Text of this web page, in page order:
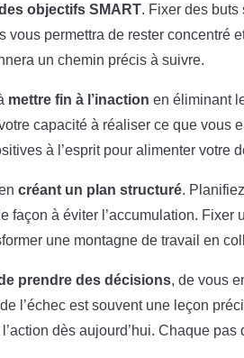
objectifs SMART. Fixer des
vous permettra de rester concentré
un chemin précis à suivre.
mettre fin à l’inaction en éliminant
capacité à réaliser ce que vous
à l’esprit pour alimenter votre
créant un plan structuré.
façon à éviter l’accumulation.
une montagne de travail en
prendre des décisions, de vous
l’échec est souvent une leçon
dès aujourd’hui. Chaque